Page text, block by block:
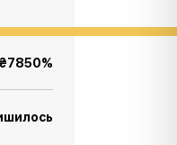
₴7850%